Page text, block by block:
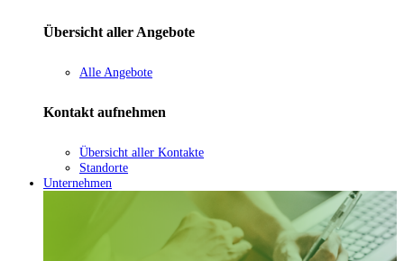
Übersicht aller Angebote
Alle Angebote
Kontakt aufnehmen
Übersicht aller Kontakte
Standorte
Unternehmen